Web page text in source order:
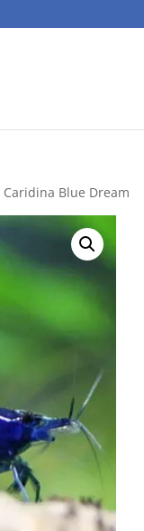
Caridina Blue Dream